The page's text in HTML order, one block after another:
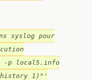
syslog pour
-i -p local5.info
1)"'